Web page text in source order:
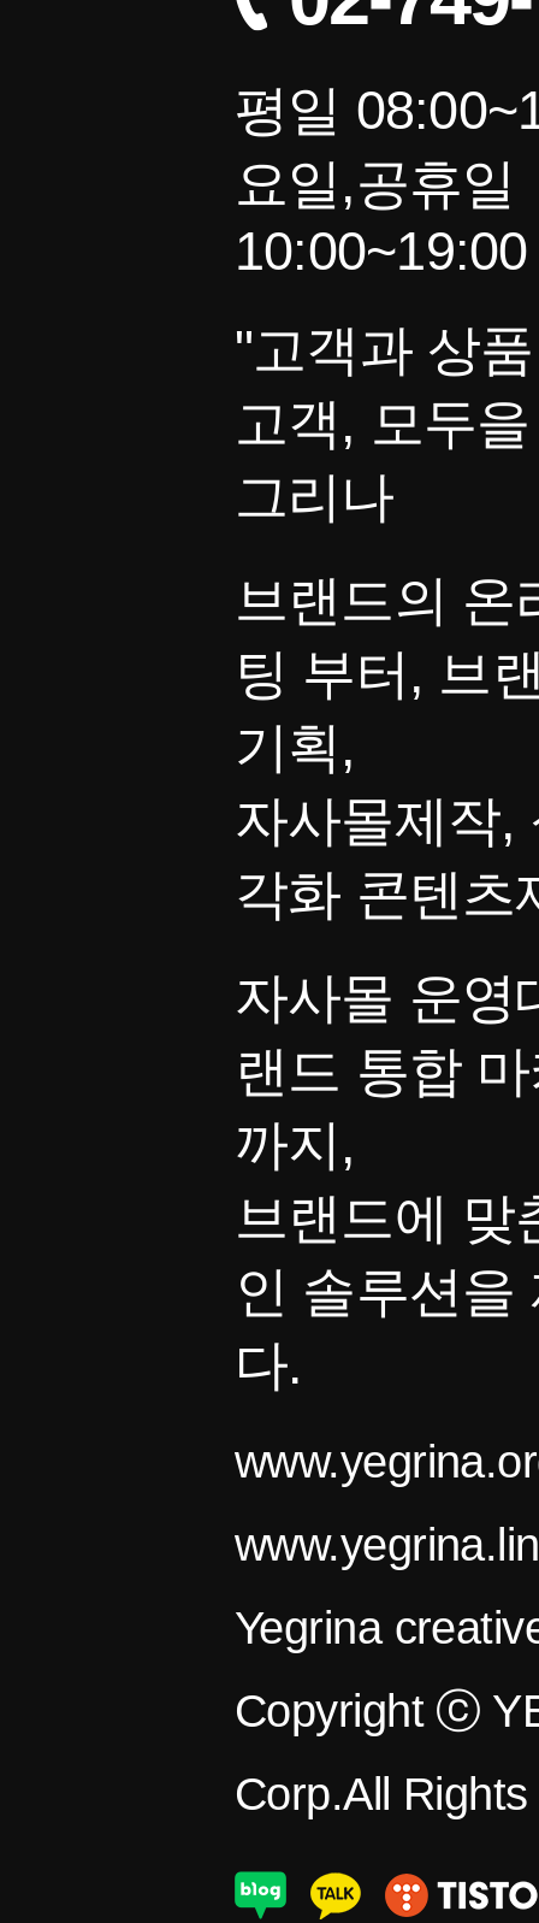
평일
요일,공휴일
10:00~19:00
"고객과 상
고객, 모두
그리나
브랜드의 온
팅 부터, 브
기획,
자사몰제작,
각화 콘텐츠
자사몰 운영
랜드 통합
까지,
브랜드에 맞
인 솔루션을
다.
Yegrina
Copyright ⓒ
Corp.All